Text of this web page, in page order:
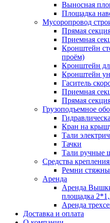
Выносная
Площадка
Мусоропровод
Прямая
Приемная
Кронштейн
проём)
Кронштейн
Кронштейн
Гаситель
Приемная
Прямая
Грузоподъемное
Кран на
Тали
Тачки
Тали ручные
Средства
Ремни
Аренда
Аренда
площадка
Аренда
Доставка и оплата